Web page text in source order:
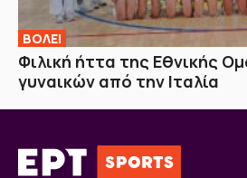
ΒOΛΕΙ
Φιλική ήττα της Εθνικής
γυναικών από την Ιταλία